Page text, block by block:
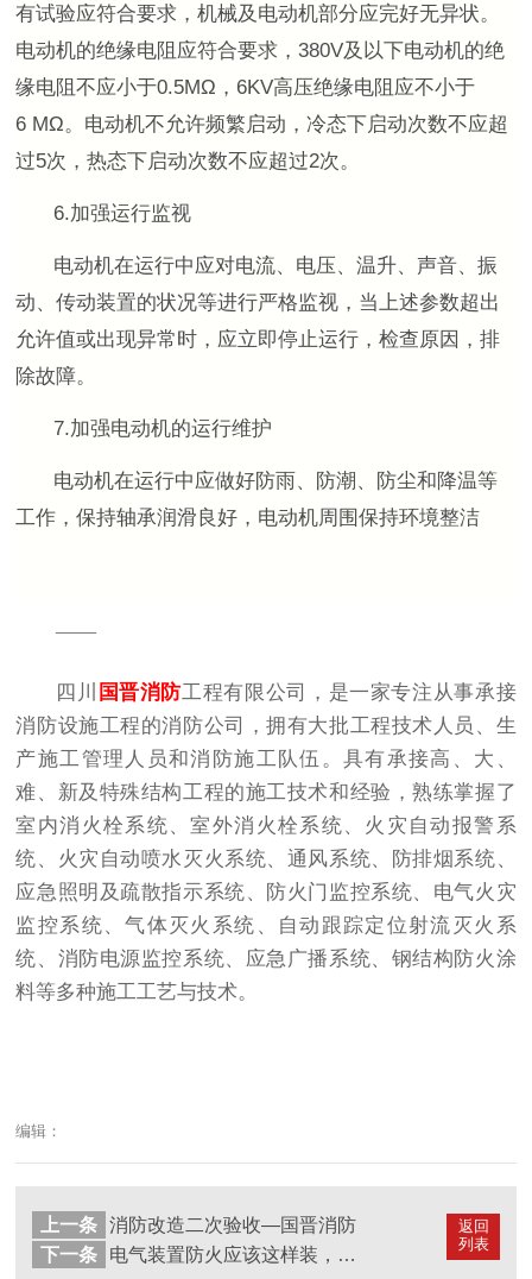
有试验应符合要求，机械及电动机部分应完好无异状。
电动机的绝缘电阻应符合要求，380V及以下电动机的绝
缘电阻不应小于0.5MΩ， 6KV高压绝缘电阻应不小于
6 MΩ。电动机不允许频繁启动，冷态下启动次数不应超
过5次，热态下启动次数不应超过2次。
6.加强运行监视
电动机在运行中应对电流、电压、温升、声音、振
动、传动装置的状况等进行严格监视，当上述参数超出
允许值或出现异常时，应立即停止运行，检查原因，排
除故障。
7.加强电动机的运行维护
电动机在运行中应做好防雨、防潮、防尘和降温等
工作，保持轴承润滑良好，电动机周围保持环境整洁
——
四川 国晋消防工程有限公司，是一家专注从事承接
消防设施工程的消防公司，拥有大批工程技术人员、生
产施工管理人员和消防施工队伍。具有承接高、大、
难、新及特殊结构工程的施工技术和经验，熟练掌握了
室内消火栓系统、室外消火栓系统、火灾自动报警系
统、火灾自动喷水灭火系统、通风系统、防排烟系统、
应急照明及疏散指示系统、防火门监控系统、电气火灾
监控系统、气体灭火系统、自动跟踪定位射流灭火系
统、消防电源监控系统、应急广播系统、钢结构防火涂
料等多种施工工艺与技术。
编辑：
返回
列表
上一条
消防改造二次验收—国晋消防
下一条
电气装置防火应该这样装，你学会了吗？- -四川国晋消防